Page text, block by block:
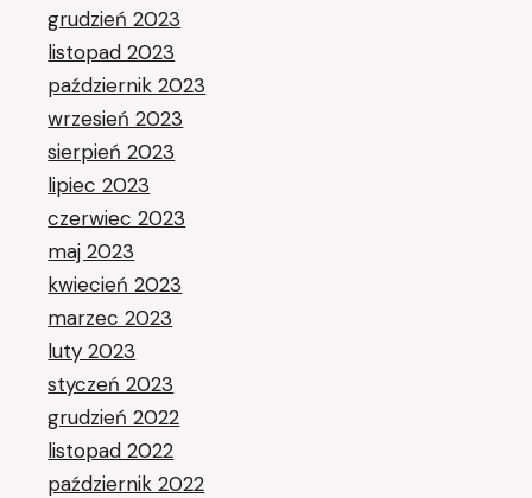
grudzień 2023
listopad 2023
październik 2023
wrzesień 2023
sierpień 2023
lipiec 2023
czerwiec 2023
maj 2023
kwiecień 2023
marzec 2023
luty 2023
styczeń 2023
grudzień 2022
listopad 2022
październik 2022